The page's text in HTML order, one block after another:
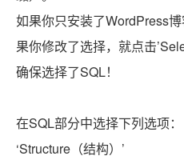
如果你只安装了WordPress
果你修改了选择，就点击
确保选择了SQL！
在SQL部分中选择下列选项：
‘Structure（结构）’